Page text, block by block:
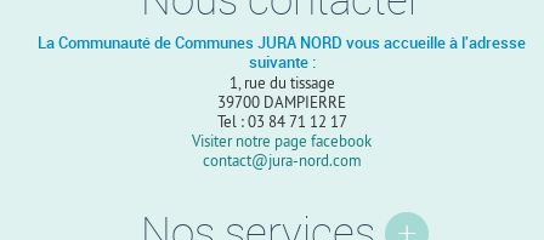
La Communauté de Communes JURA NORD vous accueille à l'adresse
suivante :
1, rue du tissage
39700 DAMPIERRE
Tel : 03 84 71 12 17
Visiter notre page facebook
contact@jura-nord.com